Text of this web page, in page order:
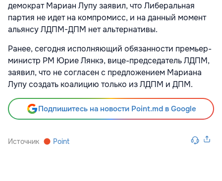
демократ Мариан Лупу заявил, что Либеральная
партия не идет на компромисс, и на данный момент
альянсу ЛДПМ-ДПМ нет альтернативы.
Ранее, сегодня исполняющий обязанности премьер-
министр РМ Юрие Лянкэ, вице-председатель ЛДПМ,
заявил, что не согласен с предложением Мариана
Лупу создать коалицию только из ЛДПМ и ДПМ.
Подпишитесь на новости Point.md в Google
Источник Point